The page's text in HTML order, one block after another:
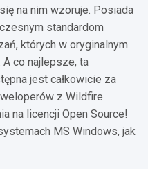
na nim wzoruje. Posiada
standardom
których w oryginalnym
co najlepsze, ta
jest całkowicie za
z Wildfire
na licencji Open Source!
MS Windows, jak